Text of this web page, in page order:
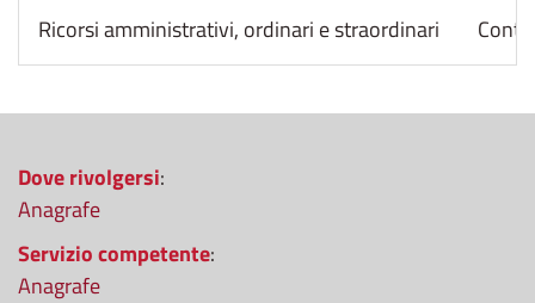
Ricorsi amministrativi, ordinari e straordinari
Dove rivolgersi:
Anagrafe
Servizio competente:
Anagrafe